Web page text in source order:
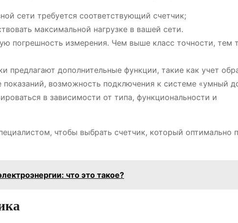
сети требуется соответствующий счетчик;
максимальной нагрузке в вашей сети․
погрешность измерения․ Чем выше класс точности, тем
предлагают дополнительные функции, такие как учет
показаний, возможность подключения к системе «умный
в зависимости от типа, функциональности и
чтобы выбрать счетчик, который оптимально
что это такое?